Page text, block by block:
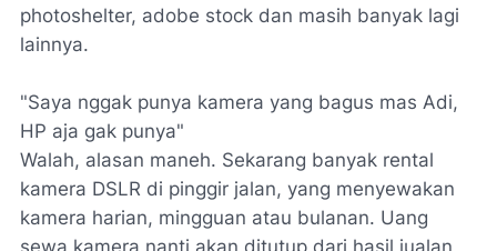
photoshelter, adobe stock dan masih banyak lagi
lainnya.
"Saya nggak punya kamera yang bagus mas Adi,
HP aja gak punya"
Walah, alasan maneh. Sekarang banyak rental
kamera DSLR di pinggir jalan, yang menyewakan
kamera harian, mingguan atau bulanan. Uang